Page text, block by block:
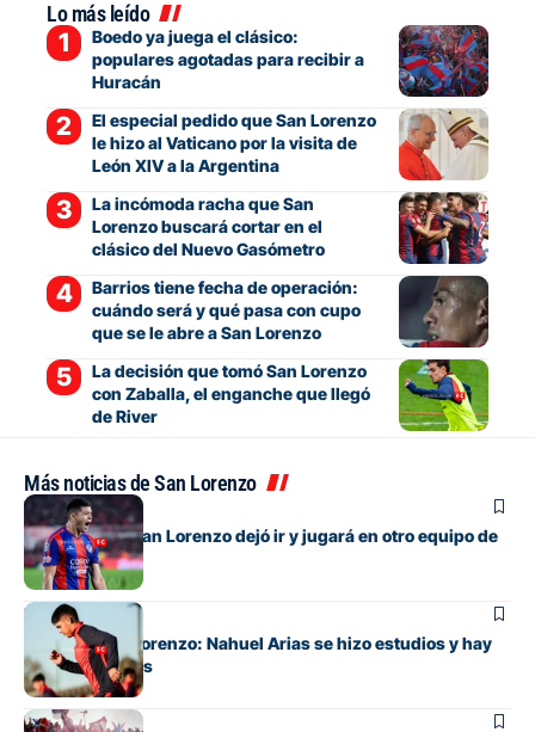
Lo más leído
Boedo ya juega el clásico:
populares agotadas para recibir a
Huracán
El especial pedido que San Lorenzo
le hizo al Vaticano por la visita de
León XIV a la Argentina
La incómoda racha que San
Lorenzo buscará cortar en el
clásico del Nuevo Gasómetro
Barrios tiene fecha de operación:
cuándo será y qué pasa con cupo
que se le abre a San Lorenzo
La decisión que tomó San Lorenzo
con Zaballa, el enganche que llegó
de River
Más noticias de San Lorenzo
Fútbol
El lateral que San Lorenzo dejó ir y jugará en otro equipo de
Primera
Fútbol
Alivio en San Lorenzo: Nahuel Arias se hizo estudios y hay
buenas noticias
Fútbol